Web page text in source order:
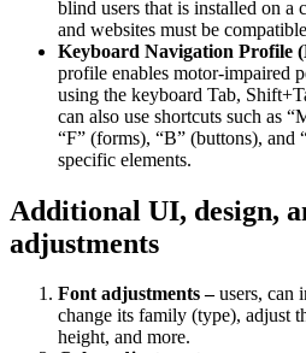
blind users that is installed on a
and websites must be
Keyboard Navigation Profile
profile enables motor-impaired
using the keyboard Tab,
can also use shortcuts such as
“F” (forms), “B” (buttons), and
specific elements.
Additional UI, design,
adjustments
Font adjustments –users, can
change its family (type), adjust
height, and more.